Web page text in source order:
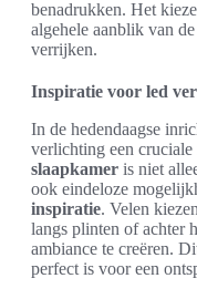
benadrukken. Het
algehele aanblik van de
verrijken.
Inspiratie voor led
In de hedendaagse
verlichting een
slaapkamer is niet
ook eindeloze
inspiratie. Velen
langs plinten of achter
ambiance te creëren.
perfect is voor een